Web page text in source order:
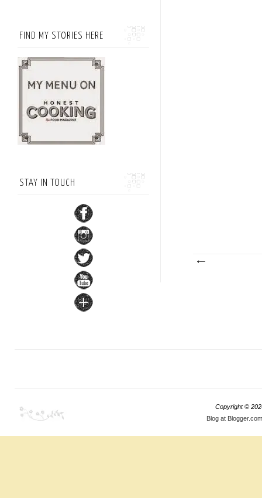
FIND MY STORIES HERE
STAY IN TOUCH
Copyright ©
Blog at Blogger.com